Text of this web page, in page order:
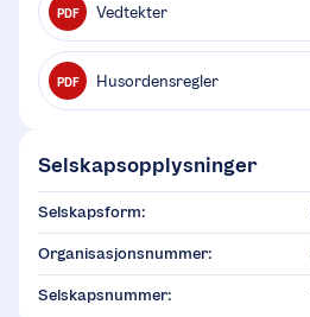
PDF Vedtekter
PDF Husordensregler
Selskapsopplysninger
Selskapsform:
Organisasjonsnummer:
Selskapsnummer: